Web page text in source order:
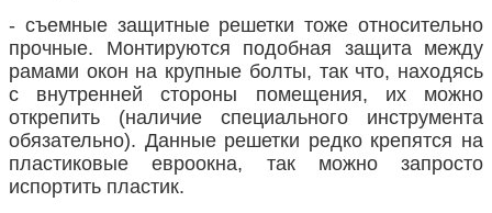
- съемные защитные решетки тоже относительно
прочные. Монтируются подобная защита между
рамами окон на крупные болты, так что, находясь
с внутренней стороны помещения, их можно
открепить (наличие специального инструмента
обязательно). Данные решетки редко крепятся на
пластиковые евроокна, так можно запросто
испортить пластик.